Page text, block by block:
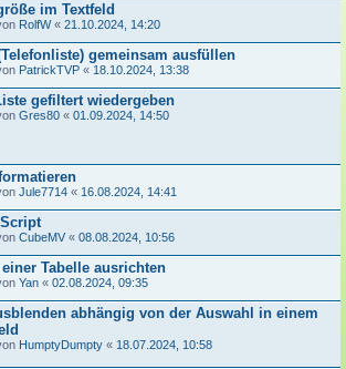
im Textfeld
RolfW« 21.10.2024, 14:20
gemeinsam ausfüllen
PatrickTVP « 18.10.2024, 13:38
gefiltert wiedergeben
Gres80 « 01.09.2024, 14:50
Jule7714 « 16.08.2024, 14:41
CubeMV « 08.08.2024, 10:56
Tabelle ausrichten
Yan « 02.08.2024, 09:35
abhängig von der Auswahl in einem
HumptyDumpty « 18.07.2024, 10:58